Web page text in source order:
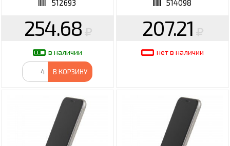
512693
254.68
в наличии
В КОРЗИНУ
514098
207.21
нет в наличии